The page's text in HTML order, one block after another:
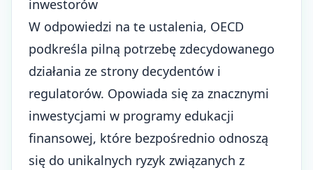
inwestorów
W odpowiedzi na te ustalenia, OECD
podkreśla pilną potrzebę zdecydowanego
działania ze strony decydentów i
regulatorów. Opowiada się za znacznymi
inwestycjami w programy edukacji
finansowej, które bezpośrednio odnoszą
się do unikalnych ryzyk związanych z